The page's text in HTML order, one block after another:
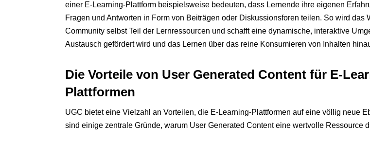
einer E-Learning-Plattform beispielsweise bedeuten, dass Lernende ihre eigenen
Fragen und Antworten in Form von Beiträgen oder Diskussionsforen teilen. So wird das
Community selbst Teil der Lernressourcen und schafft eine dynamische, interaktive
Austausch gefördert wird und das Lernen über das reine Konsumieren von Inhalten
Die Vorteile von User Generated Content für E-
Plattformen
UGC bietet eine Vielzahl an Vorteilen, die E-Learning-Plattformen auf eine völlig neue
sind einige zentrale Gründe, warum User Generated Content eine wertvolle Ressource